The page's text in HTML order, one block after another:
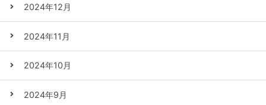
2024年12月
2024年11月
2024年10月
2024年9月